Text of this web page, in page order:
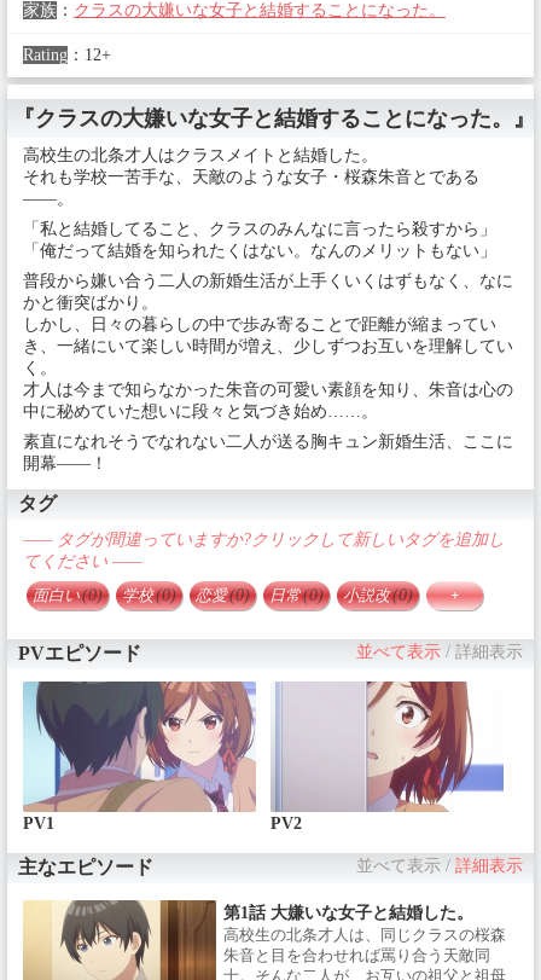
家族： クラスの大嫌いな女子と結婚することになった。
Rating： 12+
『クラスの大嫌いな女子と結婚することになった。』
高校生の北条才人はクラスメイトと結婚した。
それも学校一苦手な、天敵のような女子・桜森朱音とである
――。
「私と結婚してること、クラスのみんなに言ったら殺すから」
「俺だって結婚を知られたくはない。なんのメリットもない」
普段から嫌い合う二人の新婚生活が上手くいくはずもなく、なに
かと衝突ばかり。
しかし、日々の暮らしの中で歩み寄ることで距離が縮まってい
き、一緒にいて楽しい時間が増え、少しずつお互いを理解してい
く。
才人は今まで知らなかった朱音の可愛い素顔を知り、朱音は心の
中に秘めていた想いに段々と気づき始め……。
素直になれそうでなれない二人が送る胸キュン新婚生活、ここに
開幕――！
タグ
—— タグが間違っていますか?クリックして新しいタグを追加し
てください ——
面白い(0) 学校(0) 恋愛(0) 日常(0) 小説改(0) +
PVエピソード 並べて表示 /詳細表示
PV1 PV2
主なエピソード 並べて表示 /詳細表示
第1話 大嫌いな女子と結婚した。
高校生の北条才人は、同じクラスの桜森
朱音と目を合わせれば罵り合う天敵同
士。そんな二人が、お互いの祖父と祖母